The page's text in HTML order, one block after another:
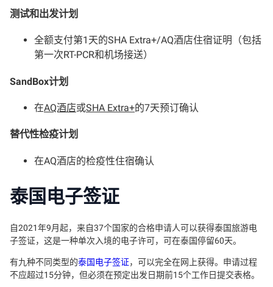
测试和出发计划
全额支付第1天的SHA Extra+/AQ酒店住宿证明（包括
第一次RT-PCR和机场接送）
SandBox计划
在AQ酒店或SHA Extra+的7天预订确认
替代性检疫计划
在AQ酒店的检疫性住宿确认
泰国电子签证
自2021年9月起，来自37个国家的合格申请人可以获得泰国旅游电
子签证，这是一种单次入境的电子许可，可在泰国停留60天。
有九种不同类型的泰国电子签证，可以完全在网上获得。申请过程
不应超过15分钟，但必须在预定出发日期前15个工作日提交表格。